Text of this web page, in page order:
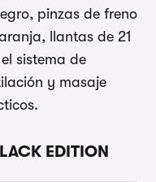
pinzas de freno
llantas de 21
sistema de
y masaje
EDITION